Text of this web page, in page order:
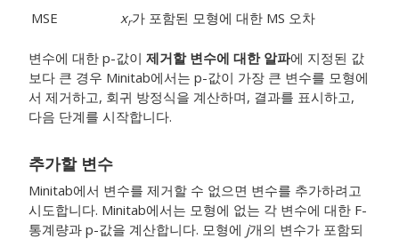
MSE
xr가 포함된 모형에 대한 MS 오차
변수에 대한 p-값이 제거할 변수에 대한 알파에 지정된 값
보다 큰 경우 Minitab에서는 p-값이 가장 큰 변수를 모형에
서 제거하고, 회귀 방정식을 계산하며, 결과를 표시하고,
다음 단계를 시작합니다.
추가할 변수
Minitab에서 변수를 제거할 수 없으면 변수를 추가하려고
시도합니다. Minitab에서는 모형에 없는 각 변수에 대한 F-
통계량과 p-값을 계산합니다. 모형에 j개의 변수가 포함되